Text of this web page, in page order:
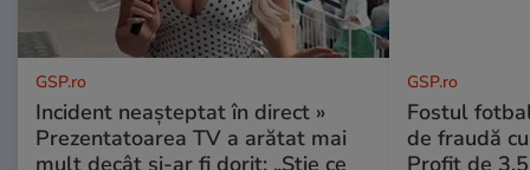
GSP.ro
Incident neașteptat în direct »
Prezentatoarea TV a arătat mai
mult decât și-ar fi dorit: „Știe ce
GSP.ro
Fostul
de fraudă
Profit de